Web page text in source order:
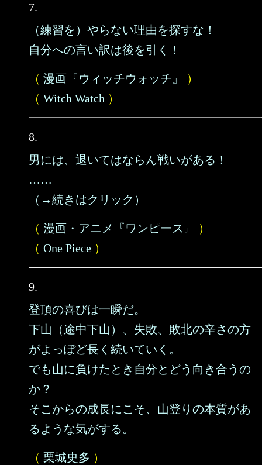
7.
（練習を）やらない理由を探すな！
自分への言い訳は後を引く！
（ 漫画『ウィッチウォッチ』
）
（ Witch Watch ）
8.
男には、退いてはならん戦いがある！
……
（→続きはクリック）
（ 漫画・アニメ『ワンピース』
）
（ One Piece ）
9.
登頂の喜びは一瞬だ。
下山（途中下山）、失敗、敗北の辛さの方
がよっぽど長く続いていく。
でも山に負けたとき自分とどう向き合うの
か？
そこからの成長にこそ、山登りの本質があ
るような気がする。
（ 栗城史多 ）